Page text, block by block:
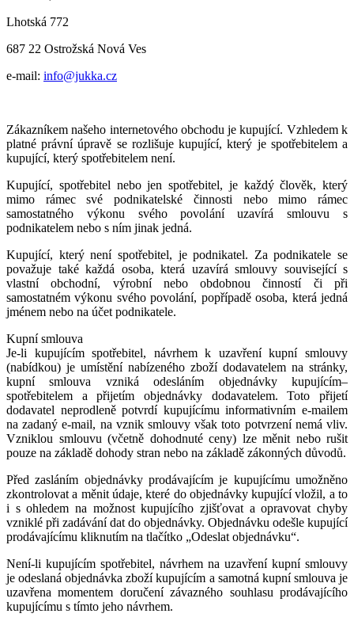
Lhotská 772
687 22 Ostrožská Nová Ves
e-mail: info@jukka.cz
Zákazníkem našeho internetového obchodu je kupující. Vzhledem k
platné právní úpravě se rozlišuje kupující, který je spotřebitelem a
kupující, který spotřebitelem není.
Kupující, spotřebitel nebo jen spotřebitel, je každý člověk, který
mimo rámec své podnikatelské činnosti nebo mimo rámec
samostatného výkonu svého povolání uzavírá smlouvu s
podnikatelem nebo s ním jinak jedná.
Kupující, který není spotřebitel, je podnikatel. Za podnikatele se
považuje také každá osoba, která uzavírá smlouvy související s
vlastní obchodní, výrobní nebo obdobnou činností či při
samostatném výkonu svého povolání, popřípadě osoba, která jedná
jménem nebo na účet podnikatele.
Kupní smlouva
Je-li kupujícím spotřebitel, návrhem k uzavření kupní smlouvy
(nabídkou) je umístění nabízeného zboží dodavatelem na stránky,
kupní smlouva vzniká odesláním objednávky kupujícím–
spotřebitelem a přijetím objednávky dodavatelem. Toto přijetí
dodavatel neprodleně potvrdí kupujícímu informativním e-mailem
na zadaný e-mail, na vznik smlouvy však toto potvrzení nemá vliv.
Vzniklou smlouvu (včetně dohodnuté ceny) lze měnit nebo rušit
pouze na základě dohody stran nebo na základě zákonných důvodů.
Před zasláním objednávky prodávajícím je kupujícímu umožněno
zkontrolovat a měnit údaje, které do objednávky kupující vložil, a to
i s ohledem na možnost kupujícího zjišťovat a opravovat chyby
vzniklé při zadávání dat do objednávky. Objednávku odešle kupující
prodávajícímu kliknutím na tlačítko „Odeslat objednávku“.
Není-li kupujícím spotřebitel, návrhem na uzavření kupní smlouvy
je odeslaná objednávka zboží kupujícím a samotná kupní smlouva je
uzavřena momentem doručení závazného souhlasu prodávajícího
kupujícímu s tímto jeho návrhem.